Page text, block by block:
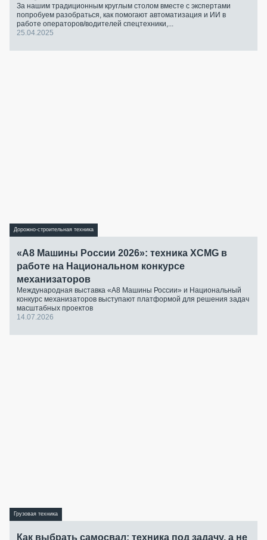
За нашим традиционным круглым столом вместе с экспертами
попробуем разобраться, как помогают автоматизация и ИИ в
работе операторов/водителей спецтехники,...
25.04.2025
Дорожно-строительная техника
«А8 Машины России 2026»: техника XCMG в
работе на Национальном конкурсе
механизаторов
Международная выставка «А8 Машины России» и Национальный
конкурс механизаторов выступают платформой для решения задач
масштабных проектов
14.07.2026
Грузовая техника
Как выбрать самосвал: техника под задачу, а не